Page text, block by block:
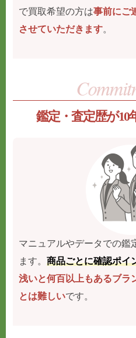
で買取希望の方は事前にご
させていただきます。
鑑定・査定歴が10
マニュアルやデータでの鑑
ます。商品ごとに確認ポイ
浅いと何百以上もあるブラ
とは難しいです。